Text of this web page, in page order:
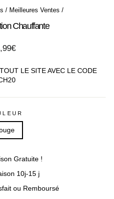
/ Meilleures Ventes /
Chauffante
LE SITE AVEC LE CODE
Gratuite !
10j-15 j
ou Remboursé